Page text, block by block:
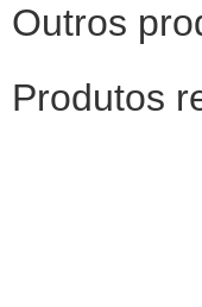
Outros
Produtos